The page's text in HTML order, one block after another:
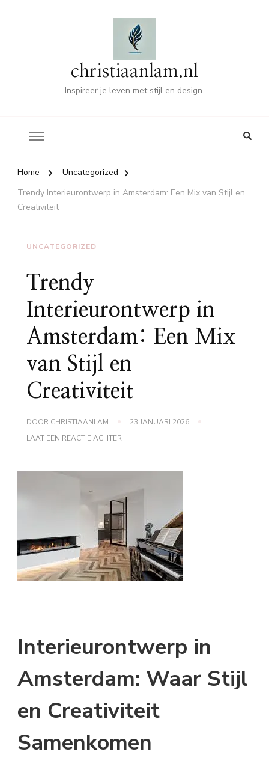
christiaanlam.nl
Inspireer je leven met stijl en design.
Home
Uncategorized
Trendy Interieurontwerp in Amsterdam: Een Mix van Stijl en
Creativiteit
UNCATEGORIZED
Trendy
Interieurontwerp in
Amsterdam: Een Mix
van Stijl en
Creativiteit
DOOR CHRISTIAANLAM
23 JANUARI 2026
LAAT EEN REACTIE ACHTER
MIX
VAN
STIJL
EN
CREATIVITEIT
Interieurontwerp in
Amsterdam: Waar Stijl
en Creativiteit
Samenkomen